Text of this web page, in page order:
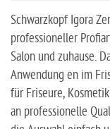
Schwarzkopf Igora
professioneller
Salon und zuhause.
Anwendung en im
für Friseure,
an professionelle